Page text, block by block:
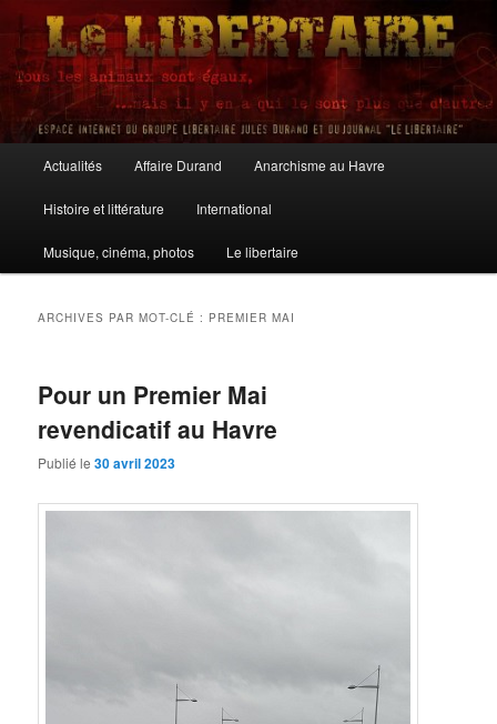
Aller
contenu
principal
Aller
contenu
secondaire
Le Libertaire
principal
Actualités Affaire Durand Anarchisme au Havre
Histoire et littérature International
Musique, cinéma, photos Le libertaire
ARCHIVES PAR MOT-CLÉ : PREMIER MAI
Pour un Premier Mai
revendicatif au Havre
Publié le30 avril 2023